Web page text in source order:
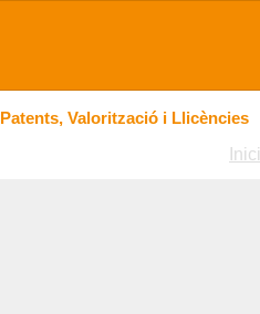
Patents, Valorització i Llicències
Inici